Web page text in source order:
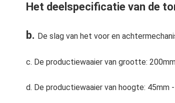
Het deelspecificatie van de
b. De slag van het voor en
c. De productiewaaier van grootte:
d. De productiewaaier van hoogte: 45mm